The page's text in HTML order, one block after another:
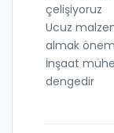
çelişiyoruz
Ucuz
almak
İnşaat
dengedir